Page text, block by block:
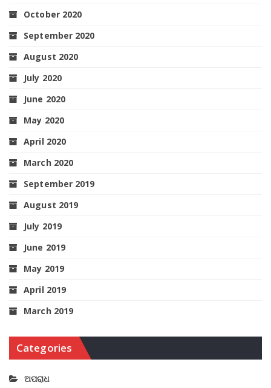
October 2020
September 2020
August 2020
July 2020
June 2020
May 2020
April 2020
March 2020
September 2019
August 2019
July 2019
June 2019
May 2019
April 2019
March 2019
Categories
ଅପରାଧ